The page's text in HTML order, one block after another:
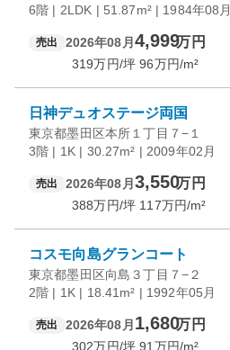
6階 | 2LDK | 51.87m² | 1984年08月
売出 2026年08月 4,999万円
319万円/坪 96万円/m²
日神デュオステージ両国
東京都墨田区本所１丁目７−１
3階 | 1K | 30.27m² | 2009年02月
売出 2026年08月 3,550万円
388万円/坪 117万円/m²
コスモ向島グランコート
東京都墨田区向島３丁目７−２
2階 | 1K | 18.41m² | 1992年05月
売出 2026年08月 1,680万円
302万円/坪 91 万円/m²